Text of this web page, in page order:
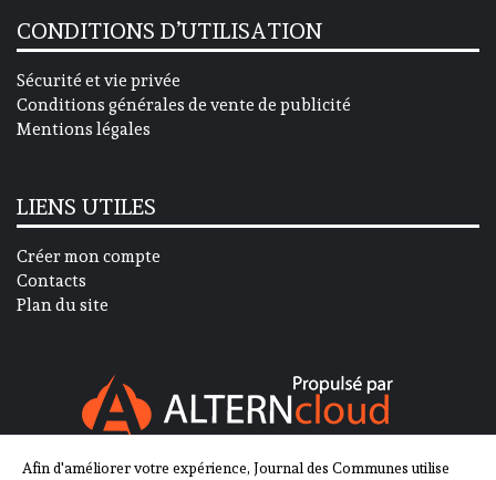
CONDITIONS D’UTILISATION
Sécurité et vie privée
Conditions générales de vente de publicité
Mentions légales
LIENS UTILES
Créer mon compte
Contacts
Plan du site
Afin d'améliorer votre expérience, Journal des Communes utilise